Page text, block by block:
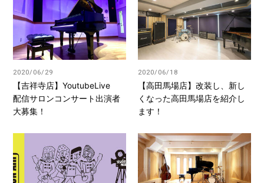
2020/06/29
【吉祥寺店】YoutubeLive
配信サロンコンサート出演者
大募集！
2020/06/18
【高田馬場店】改装し、新し
くなった高田馬場店を紹介し
ます！